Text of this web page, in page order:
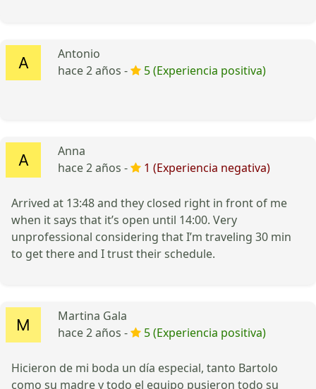
Antonio
hace 2 años -
5 (Experiencia positiva)
Anna
hace 2 años -
1 (Experiencia negativa)
Arrived at 13:48 and they closed right in front of me
when it says that it’s open until 14:00. Very
unprofessional considering that I’m traveling 30 min
to get there and I trust their schedule.
Martina Gala
hace 2 años -
5 (Experiencia positiva)
Hicieron de mi boda un día especial, tanto Bartolo
como su madre y todo el equipo pusieron todo su